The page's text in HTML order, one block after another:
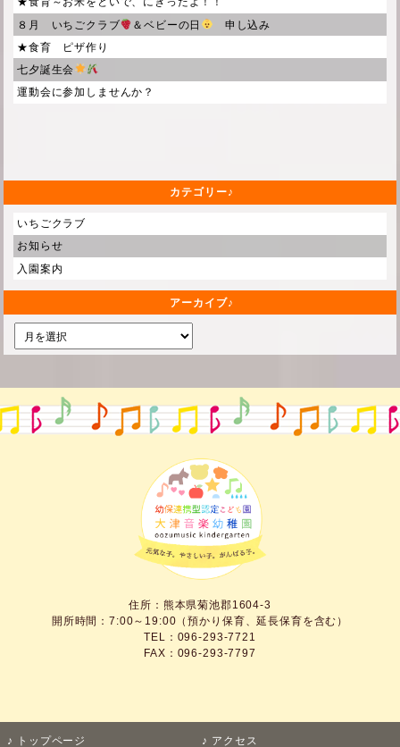
８月 いちごクラブ
＆ベビーの日
申し込み
★食育 ピザ作り
七夕誕生会
運動会に参加しませんか？
カテゴリー
いちごクラブ
お知らせ
入園案内
アーカイブ
住所：熊本県菊池郡1604-3
開所時間：7:00～19:00（預かり保育、延長保育を含む）
TEL：096-293-7721
FAX：096-293-7797
トップページ アクセス